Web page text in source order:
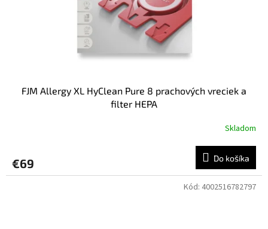
FJM Allergy XL HyClean Pure 8 prachových vreciek a
filter HEPA
Skladom
€69 Do košíka
Kód: 4002516782797